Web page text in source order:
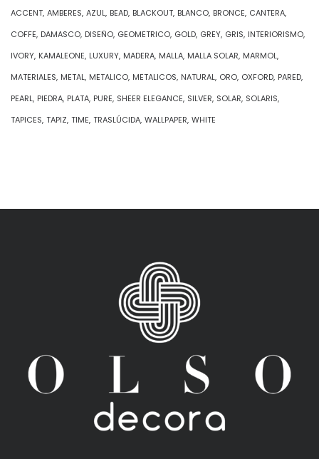
ACCENT AMBERES AZUL BEAD BLACKOUT BLANCO BRONCE CANTERA
COFFE DAMASCO DISEÑO GEOMETRICO GOLD GREY GRIS INTERIORISMO
IVORY KAMALEONE LUXURY MADERA MALLA MALLA SOLAR MARMOL
MATERIALES METAL METALICO METALICOS NATURAL ORO OXFORD PARED
PEARL PIEDRA PLATA PURE SHEER ELEGANCE SILVER SOLAR SOLARIS
TAPICES TAPIZ TIME TRASLÚCIDA WALLPAPER WHITE